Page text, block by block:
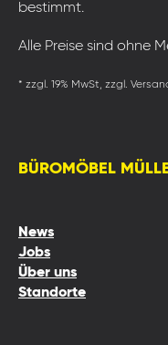
bestimmt.
Alle Preise sind ohne
* zzgl. 19% MwSt, zzgl.
BÜROMÖBEL
News
Jobs
Über uns
Standorte